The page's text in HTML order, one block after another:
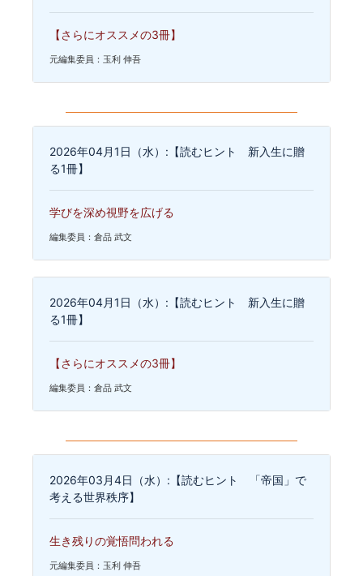
【さらにオススメの3冊】
元編集委員：玉利 伸吾
2026年04月1日（水）:【読むヒント 新入生に贈
る1冊】
学びを深め視野を広げる
編集委員：倉品 武文
2026年04月1日（水）:【読むヒント 新入生に贈
る1冊】
【さらにオススメの3冊】
編集委員：倉品 武文
2026年03月4日（水）:【読むヒント 「帝国」で
考える世界秩序】
生き残りの覚悟問われる
元編集委員：玉利 伸吾